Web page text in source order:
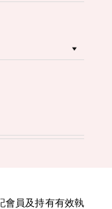
會員及持有有效執